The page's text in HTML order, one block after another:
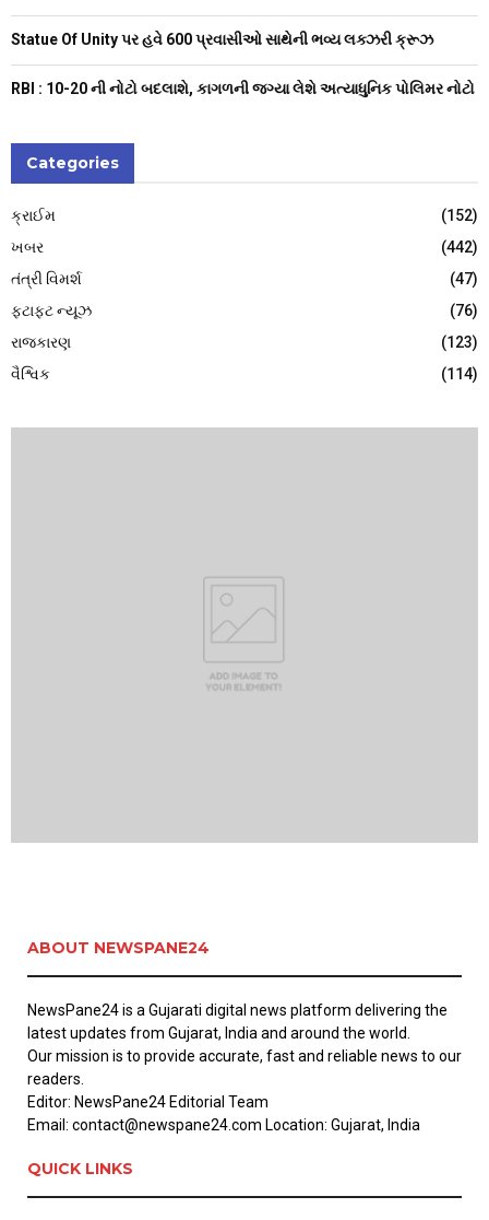
Statue Of Unity પર હવે 600 પ્રવાસીઓ સાથેની ભવ્ય લક્ઝરી ક્રૂઝ
RBI : ₹10-20 ની નોટો બદલાશે, કાગળની જગ્યા લેશે અત્યાધુનિક પોલિમર નોટો
Categories
ક્રાઈમ
(152)
ખબર
(442)
તંત્રી વિમર્શ
(47)
ફટાફટ ન્યૂઝ
(76)
રાજકારણ
(123)
વૈશ્વિક
(114)
ABOUT NEWSPANE24
NewsPane24 is a Gujarati digital news platform delivering the
latest updates from Gujarat, India and around the world.
Our mission is to provide accurate, fast and reliable news to our
readers.
Editor: NewsPane24 Editorial Team
Email: contact@newspane24.com Location: Gujarat, India
QUICK LINKS